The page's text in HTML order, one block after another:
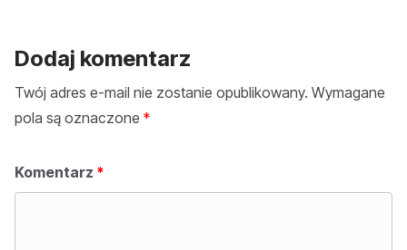
Dodaj komentarz
Twój adres e-mail nie zostanie opublikowany. Wymagane
pola są oznaczone *
Komentarz *